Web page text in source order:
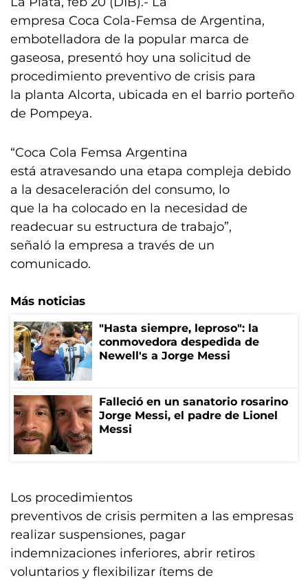
empresa Coca Cola-Femsa de Argentina,
embotelladora de la popular marca de
gaseosa, presentó hoy una solicitud de
procedimiento preventivo de crisis para
la planta Alcorta, ubicada en el barrio porteño
de Pompeya.
“Coca Cola Femsa Argentina
está atravesando una etapa compleja debido
a la desaceleración del consumo, lo
que la ha colocado en la necesidad de
readecuar su estructura de trabajo”,
señaló la empresa a través de un
comunicado.
Más noticias
"Hasta siempre, leproso": la
conmovedora despedida de
Newell's a Jorge Messi
Falleció en un sanatorio rosarino
Jorge Messi, el padre de Lionel
Messi
Los procedimientos
preventivos de crisis permiten a las empresas
realizar suspensiones, pagar
indemnizaciones inferiores, abrir retiros
voluntarios y flexibilizar ítems de